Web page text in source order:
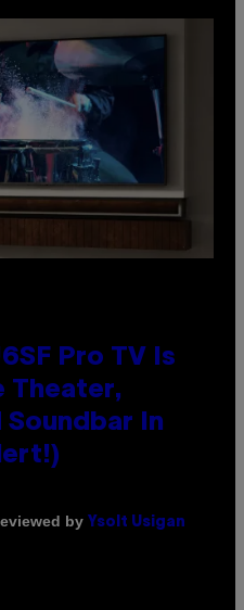
Pro TV Is
Theater,
Soundbar In
by Ysolt Usigan